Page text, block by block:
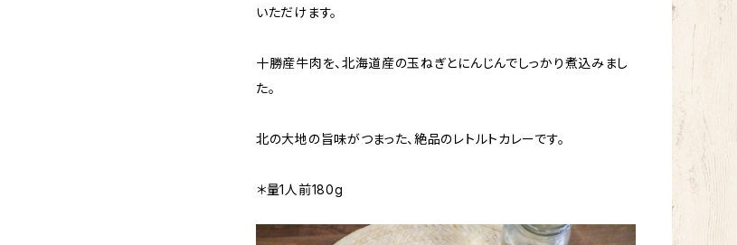
いただけます。
十勝産牛肉を、北海道産の玉ねぎとにんじんでしっかり煮込みまし
た。
北の大地の旨味がつまった、絶品のレトルトカレーです。
＊量1人前180g